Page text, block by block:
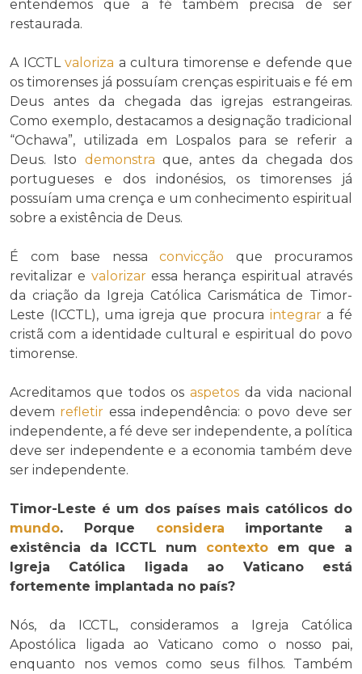
entendemos que a fé também precisa de ser
restaurada.
A ICCTL valoriza a cultura timorense e defende que
os timorenses já possuíam crenças espirituais e fé em
Deus antes da chegada das igrejas estrangeiras.
Como exemplo, destacamos a designação tradicional
“Ochawa”, utilizada em Lospalos para se referir a
Deus. Isto demonstra que, antes da chegada dos
portugueses e dos indonésios, os timorenses já
possuíam uma crença e um conhecimento espiritual
sobre a existência de Deus.
É com base nessa convicção que procuramos
revitalizar e valorizaressa herança espiritual através
da criação da Igreja Católica Carismática de Timor-
Leste (ICCTL), uma igreja que procura integrara fé
cristã com a identidade cultural e espiritual do povo
timorense.
Acreditamos que todos os aspetos da vida nacional
devem refletir essa independência: o povo deve ser
independente, a fé deve ser independente, a política
deve ser independente e a economia também deve
ser independente.
Timor-Leste é um dos países mais católicos do
mundo. Porque considera importante a
existência da ICCTL num contextoem que a
Igreja Católica ligada ao Vaticano está
fortemente implantada no país?
Nós, da ICCTL, consideramos a Igreja Católica
Apostólica ligada ao Vaticano como o nosso pai,
enquanto nos vemos como seus filhos. Também